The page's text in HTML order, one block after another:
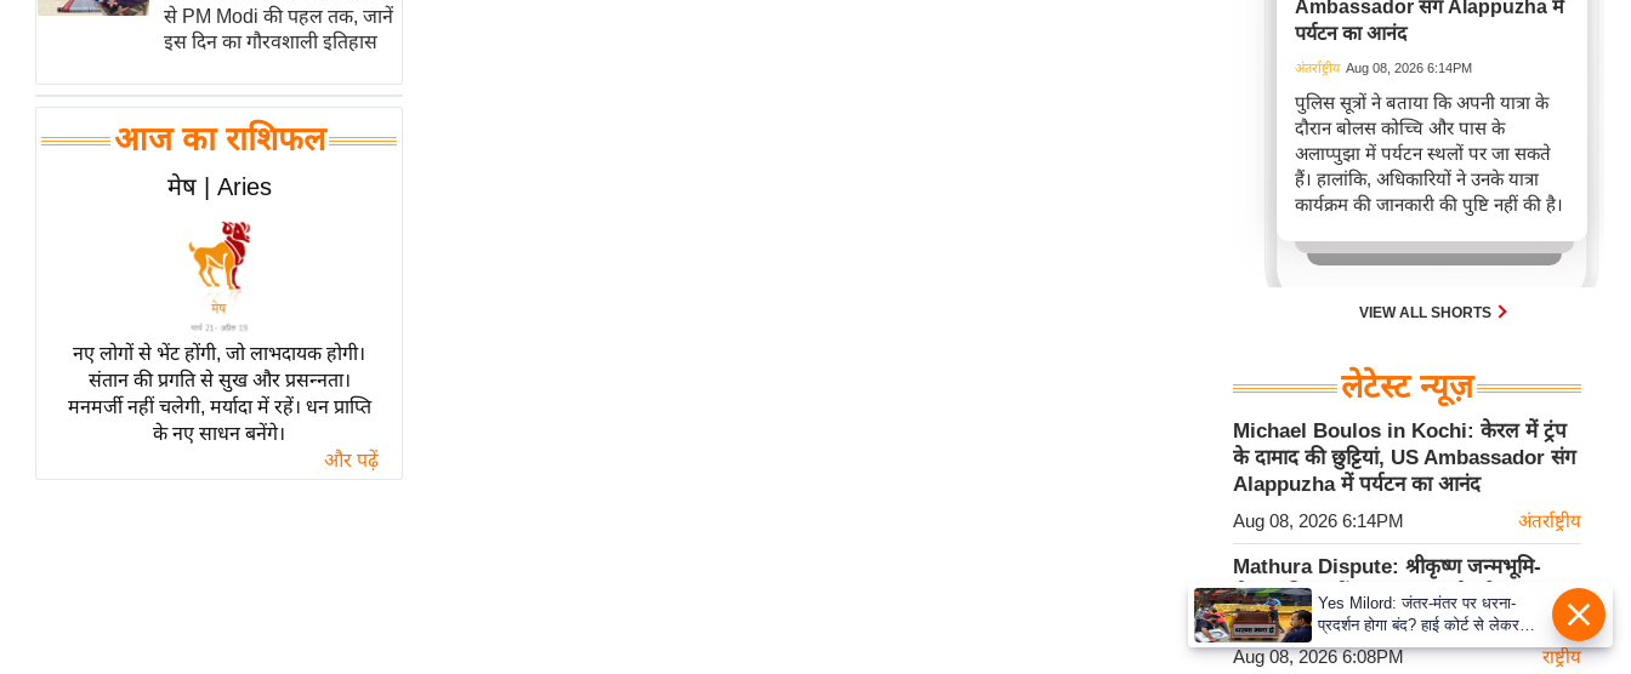
न्यूज ब्रीफ
बॉलीवुड
हॉलीवुड
फिल्म समीक्षा
लाइफस्टाइल
टेक्नॉलॉजी
ब्यूटी/फैशन
घरेलू नुस्खे
पर्यटन स्थल
फिटनेस मंत्रा
से PM Modi की पहल तक, जानें
इस दिन का गौरवशाली इतिहास
आज का राशिफल
मेष | Aries
नए लोगों से भेंट होंगी, जो लाभदायक होगी।
संतान की प्रगति से सुख और प्रसन्नता।
मनमर्जी नहीं चलेगी, मर्यादा में रहें। धन प्राप्ति
के नए साधन बनेंगे।
और पढ़ें
Ambassador संग Alappuzha में
पर्यटन का आनंद
अंतर्राष्ट्रीय Aug 08, 2026 6:14PM
पुलिस सूत्रों ने बताया कि अपनी यात्रा के
दौरान बोलस कोच्चि और पास के
अलाप्पुझा में पर्यटन स्थलों पर जा सकते
हैं। हालांकि, अधिकारियों ने उनके यात्रा
कार्यक्रम की जानकारी की पुष्टि नहीं की है।
VIEW ALL SHORTS
लेटेस्ट न्यूज़
Michael Boulos in Kochi: केरल में ट्रंप
के दामाद की छुट्टियां, US Ambassador संग
Alappuzha में पर्यटन का आनंद
Aug 08, 2026 6:14PM अंतर्राष्ट्रीय
Mathura Dispute: श्रीकृष्ण जन्मभूमि-
ईदगाह विवाद में Mediation बेनतीजा, 18
August को फिर होगी अहम चर्चा
Aug 08, 2026 6:08PM राष्ट्रीय
Yes Milord: जंतर-मंतर पर धरना-
प्रदर्शन होगा बंद? हाई कोर्ट से लेकर
सुप्रीम कोर्ट तक में क्या नई बहस छिड़ गई